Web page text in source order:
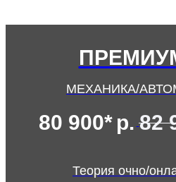
МЕХАНИКА/
80 900* р. 82
Теория очно/